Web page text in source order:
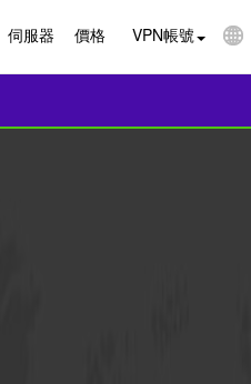
伺服器 價格 VPN帳號